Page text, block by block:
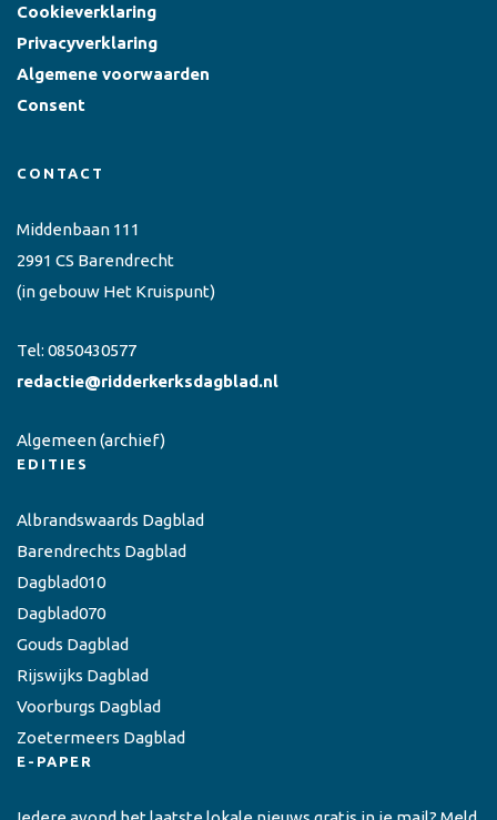
Cookieverklaring
Privacyverklaring
Algemene voorwaarden
Consent
CONTACT
Middenbaan 111
2991 CS Barendrecht
(in gebouw Het Kruispunt)
Tel: 0850430577
redactie@ridderkerksdagblad.nl
Algemeen(archief)
EDITIES
Albrandswaards Dagblad
Barendrechts Dagblad
Dagblad010
Dagblad070
Gouds Dagblad
Rijswijks Dagblad
Voorburgs Dagblad
Zoetermeers Dagblad
E-PAPER